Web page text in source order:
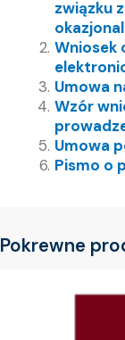
związku
Wniosek
Umowa
Wzór
Umowa
Pismo o
Pokrewne